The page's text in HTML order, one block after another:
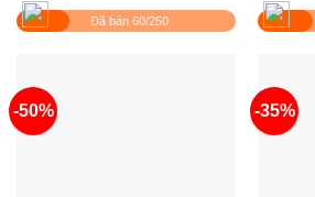
là:
1.240.000 ₫.
tại
Đã bán 60/250
-50% -35%